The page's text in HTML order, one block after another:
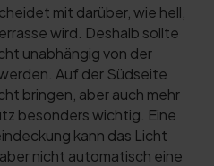
mit darüber, wie hell,
wird. Deshalb sollte
unabhängig von der
Auf der Südseite
bringen, aber auch mehr
besonders wichtig. Eine
kann das Licht
nicht automatisch eine